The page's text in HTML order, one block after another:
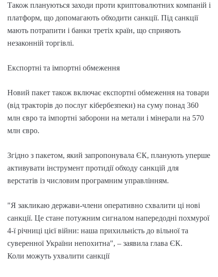
Також плануються заходи проти криптовалютних компаній і
платформ, що допомагають обходити санкції. Під санкції
мають потрапити і банки третіх країн, що сприяють
незаконній торгівлі.
Експортні та імпортні обмеження
Новий пакет також включає експортні обмеження на товари
(від тракторів до послуг кібербезпеки) на суму понад 360
млн євро та імпортні заборони на метали і мінерали на 570
млн євро.
Згідно з пакетом, який запропонувала ЄК, планують уперше
активувати інструмент протидії обходу санкцій для
верстатів із числовим програмним управлінням.
"Я закликаю держави-члени оперативно схвалити ці нові
санкції. Це стане потужним сигналом напередодні похмурої
4-ї річниці цієї війни: наша прихильність до вільної та
суверенної України непохитна", – заявила глава ЄК.
Коли можуть ухвалити санкції